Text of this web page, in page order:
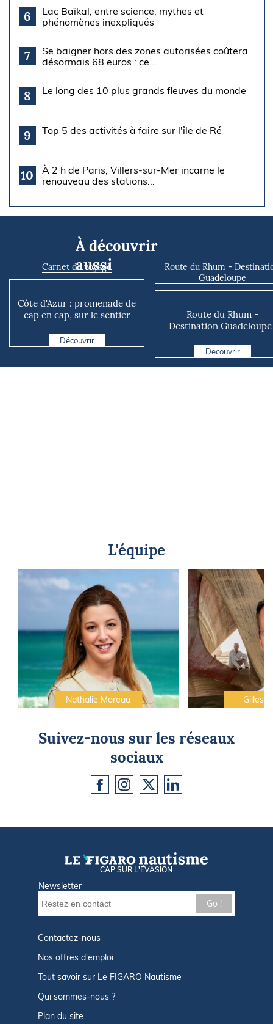
6
Lac Baïkal, entre science, mythes et
phénomènes inexpliqués
7
Se baigner hors des zones autorisées coûtera
désormais 68 euros : ce...
8 Le long des 10 plus grands fleuves du monde
9 Top 5 des activités à faire sur l'île de Ré
10
À 2 h de Paris, Villers-sur-Mer incarne le
renouveau des stations...
À découvrir
aussi
Carnet de voyage
Côte d'Azur : promenade de
cap en cap, sur le sentier
Découvrir
Route du Rhum -
Guadeloupe
Route du Rhum -
Destination Guadeloupe
vie à ...
Découvrir
L'équipe
Nathalie Moreau Gilles
Suivez-nous sur les réseaux
sociaux
CAP SUR L'ÉVASION
Newsletter
Go !
Contactez-nous
Nos offres d'emploi
Tout savoir sur Le FIGARO Nautisme
Qui sommes-nous ?
Plan du site